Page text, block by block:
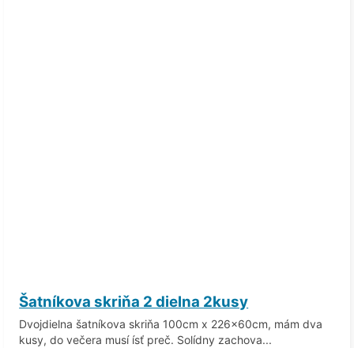
Šatníkova skriňa 2 dielna 2kusy
Dvojdielna šatníkova skriňa 100cm x 226x60cm, mám dva
kusy, do večera musí ísť preč. Solídny zachova...